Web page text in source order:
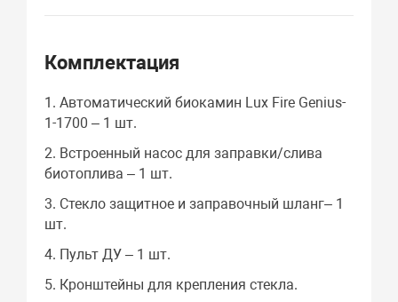
Комплектация
1. Автоматический биокамин Lux Fire Genius-
1-1700 – 1 шт.
2. Встроенный насос для заправки/слива
биотоплива – 1 шт.
3. Стекло защитное и заправочный шланг– 1
шт.
4. Пульт ДУ – 1 шт.
5. Кронштейны для крепления стекла.